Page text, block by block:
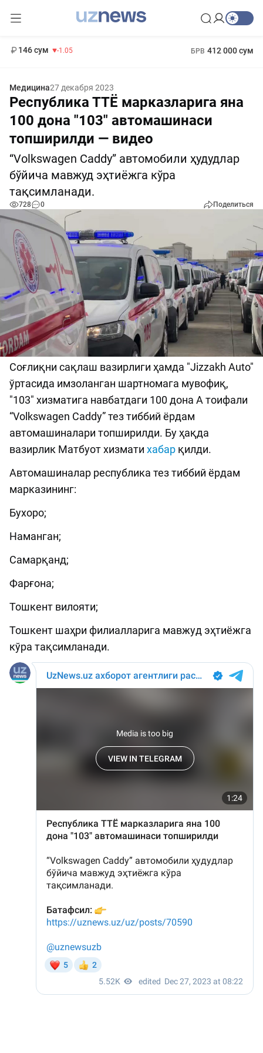
146 сум -1.05 БРВ 412 000 сум
Медицина27 декабря 2023
Республика ТТЁ марказларига яна
100 дона "103" автомашинаси
топширилди — видео
“Volkswagen Caddy” автомобили ҳудудлар
бўйича мавжуд эҳтиёжга кўра
тақсимланади.
728 0 Поделиться
Соғлиқни сақлаш вазирлиги ҳамда "Jizzakh Auto"
ўртасида имзоланган шартномага мувофиқ,
"103" хизматига навбатдаги 100 дона А тоифали
“Volkswagen Caddy” тез тиббий ёрдам
автомашиналари топширилди. Бу ҳақда
вазирлик Матбуот хизмати хабар қилди.
Автомашиналар республика тез тиббий ёрдам
марказининг:
Бухоро;
Наманган;
Самарқанд;
Фарғона;
Тошкент вилояти;
Тошкент шаҳри филиалларига мавжуд эҳтиёжга
кўра тақсимланади.